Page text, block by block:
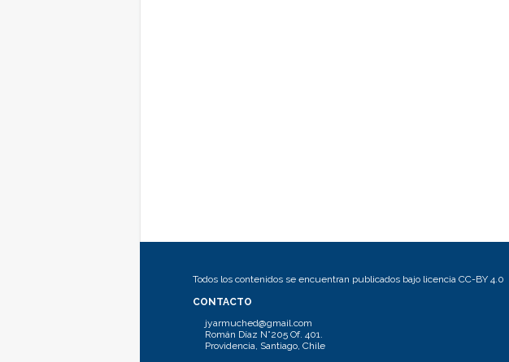
Todos los contenidos se encuentran publicados bajo licencia CC-BY 4.0
CONTACTO
jyarmuched@gmail.com
Román Díaz N°205 Of. 401.
Providencia, Santiago, Chile